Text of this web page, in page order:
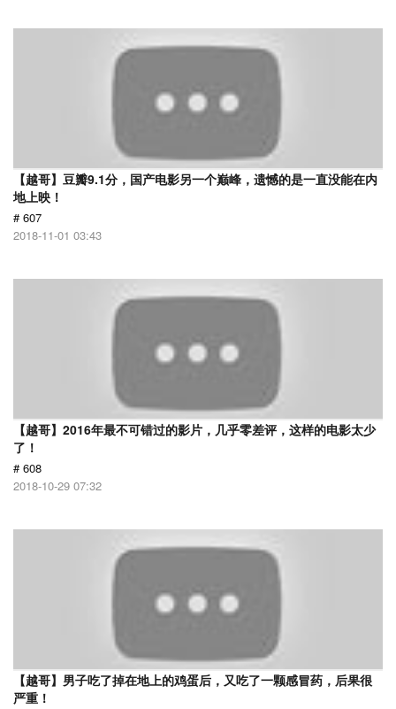
【越哥】豆瓣9.1分，国产电影另一个巅峰，遗憾的是一直没能在内
地上映！
# 607
2018-11-01 03:43
【越哥】2016年最不可错过的影片，几乎零差评，这样的电影太少
了！
# 608
2018-10-29 07:32
【越哥】男子吃了掉在地上的鸡蛋后，又吃了一颗感冒药，后果很
严重！